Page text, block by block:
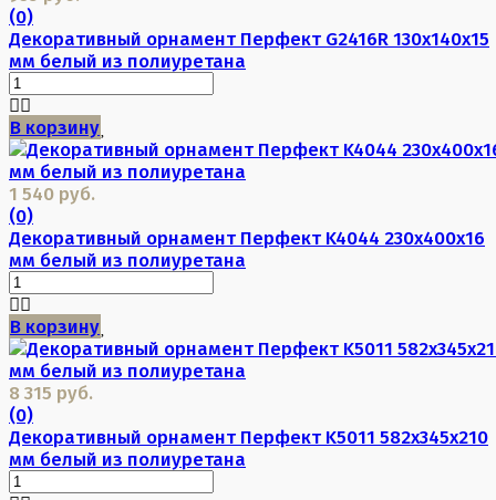
(0)
Декоративный орнамент Перфект G2416R 130х140х15
мм белый из полиуретана
В корзину
1 540 руб.
(0)
Декоративный орнамент Перфект K4044 230х400х16
мм белый из полиуретана
В корзину
8 315 руб.
(0)
Декоративный орнамент Перфект K5011 582х345х210
мм белый из полиуретана